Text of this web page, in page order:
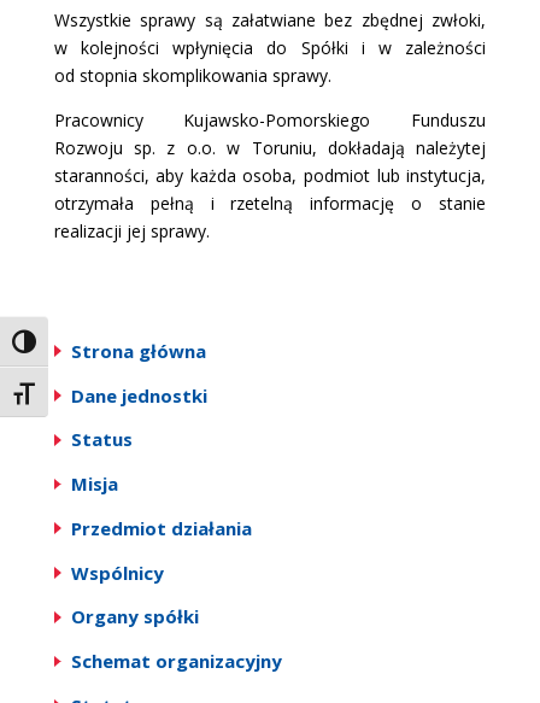
Toggle High Contrast
Toggle Font size
Wszystkie sprawy są załatwiane bez zbędnej zwłoki,
w kolejności wpłynięcia do Spółki i w zależności
od stopnia skomplikowania sprawy.
Pracownicy Kujawsko-Pomorskiego Funduszu
Rozwoju sp. z o.o. w Toruniu, dokładają należytej
staranności, aby każda osoba, podmiot lub instytucja,
otrzymała pełną i rzetelną informację o stanie
realizacji jej sprawy.
Strona główna
Dane jednostki
Status
Misja
Przedmiot działania
Wspólnicy
Organy spółki
Schemat organizacyjny